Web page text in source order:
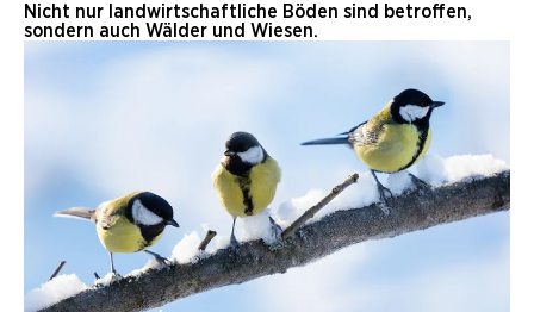
Nicht nur landwirtschaftliche Böden sind betroffen,
sondern auch Wälder und Wiesen.